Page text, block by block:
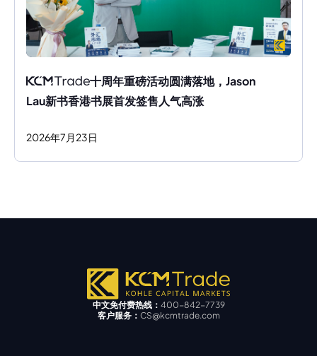
十周年重磅活动圆满落地，Jason
Lau新书香港书展首发签售人气高涨
2026年7 月 23日
中文免付费热线： 400-842-7739
客户服务： CS@kcmtrade.com